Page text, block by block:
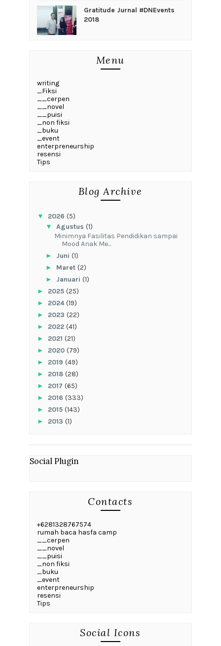
Gratitude Jurnal #DNEvents
2018
Menu
writing
_Fiksi
__cerpen
__novel
__puisi
_non fiksi
_buku
_event
enterpreneurship
resensi
Tips
Blog Archive
▼ 2026 (5)
▼ Agustus (1)
‎Minimnya Fasilitas Pendidikan sampai
Mood Anak Me...
► Juni (1)
► Maret (2)
► Januari (1)
► 2025 (25)
► 2024(19)
► 2023 (22)
► 2022 (41)
► 2021 (21)
► 2020 (79)
► 2019 (49)
► 2018 (28)
► 2017 (65)
► 2016 (333)
► 2015 (143)
► 2013 (1)
Social Plugin
Contacts
+6281328767574
rumah baca hasfa camp
__cerpen
__novel
__puisi
_non fiksi
_buku
_event
enterpreneurship
resensi
Tips
Social Icons